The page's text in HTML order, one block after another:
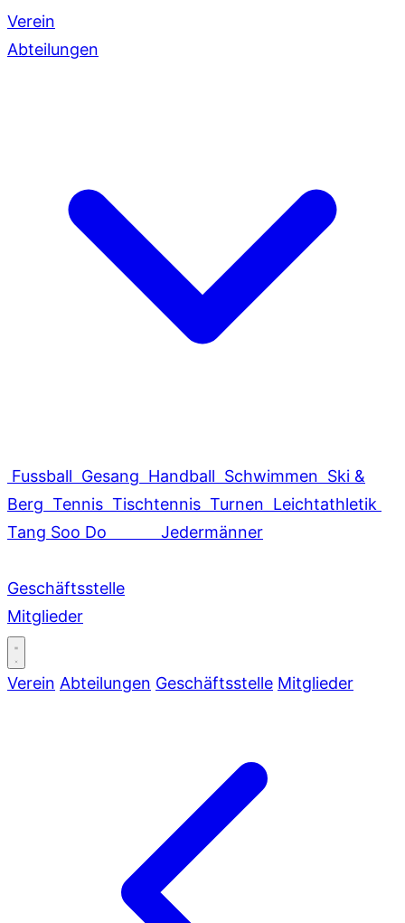
Verein
Abteilungen
Fussball Gesang Handball Schwimmen Ski &
Berg Tennis Tischtennis Turnen Leichtathletik
Tang Soo Do
Jedermänner
Geschäftsstelle
Mitglieder
Verein Abteilungen Geschäftsstelle Mitglieder